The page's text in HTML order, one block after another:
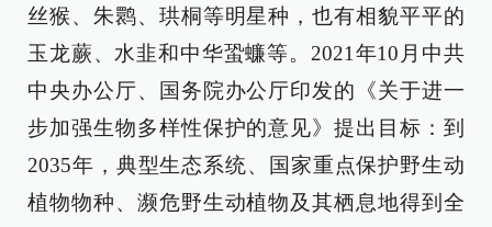
丝猴、朱鹮、珙桐等明星种，也有相貌平平的
玉龙蕨、水韭和中华蛩蠊等。2021年10月中共
中央办公厅、国务院办公厅印发的《关于进一
步加强生物多样性保护的意见》提出目标：到
2035年，典型生态系统、国家重点保护野生动
植物物种、濒危野生动植物及其栖息地得到全